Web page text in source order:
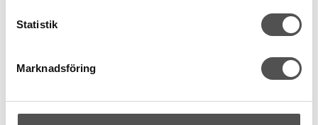
Statistik
Marknadsföring